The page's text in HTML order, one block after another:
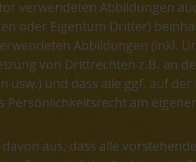
verwendeten Abbildungen
oder Eigentum Dritter)
Abbildungen (inkl.
von Drittrechten z.B. an
usw.) und dass alle ggf. auf
Persönlichkeitsrecht am
davon aus, dass alle